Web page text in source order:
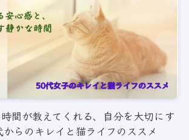
間が教えてくれる、自分を大切にす
らのキレイと猫ライフのススメ